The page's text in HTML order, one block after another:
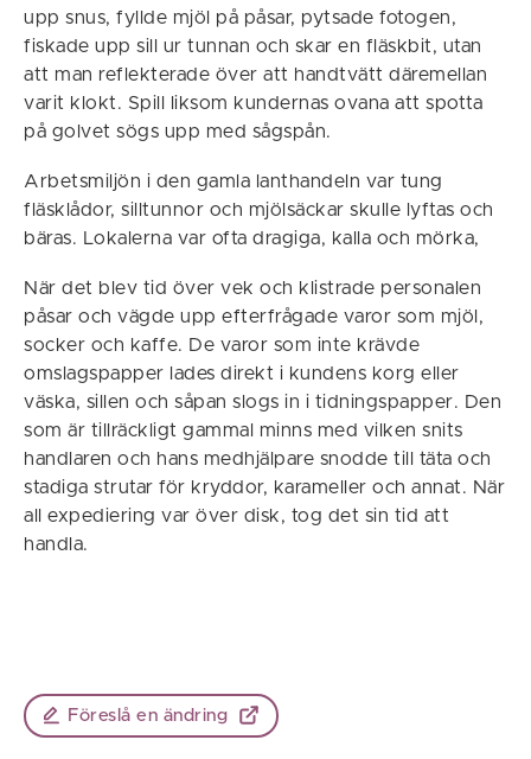
upp snus, fyllde mjöl på påsar, pytsade fotogen,
fiskade upp sill ur tunnan och skar en fläskbit, utan
att man reflekterade över att handtvätt däremellan
varit klokt. Spill liksom kundernas ovana att spotta
på golvet sögs upp med sågspån.
Arbetsmiljön i den gamla lanthandeln var tung
fläsklådor, silltunnor och mjölsäckar skulle lyftas och
bäras. Lokalerna var ofta dragiga, kalla och mörka,
När det blev tid över vek och klistrade personalen
påsar och vägde upp efterfrågade varor som mjöl,
socker och kaffe. De varor som inte krävde
omslagspapper lades direkt i kundens korg eller
väska, sillen och såpan slogs in i tidningspapper. Den
som är tillräckligt gammal minns med vilken snits
handlaren och hans medhjälpare snodde till täta och
stadiga strutar för kryddor, karameller och annat. När
all expediering var över disk, tog det sin tid att
handla.
Föreslå en ändring